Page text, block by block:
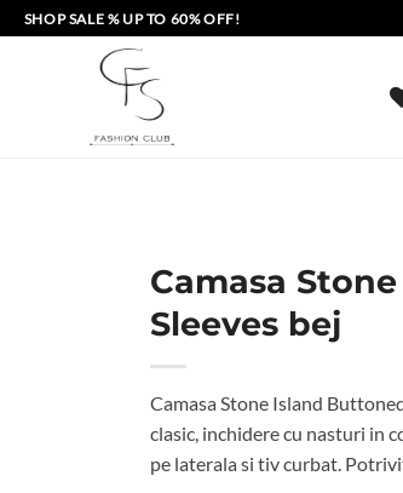
SHOP SALE % UP TO 60% OFF!
Camasa
Sleeves bej
Camasa Stone Island
clasic, inchidere cu nasturi in
pe laterala si tiv curbat.